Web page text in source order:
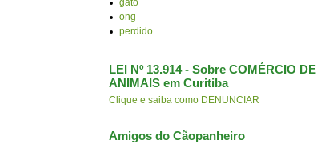
ong
perdido
LEI Nº 13.914 - Sobre COMÉRCIO DE
ANIMAIS em Curitiba
Clique e saiba como DENUNCIAR
Amigos do Cãopanheiro